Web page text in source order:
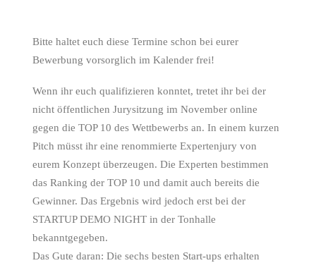
Bitte haltet euch diese Termine schon bei eurer
Bewerbung vorsorglich im Kalender frei!
Wenn ihr euch qualifizieren konntet, tretet ihr bei der
nicht öffentlichen Jurysitzung im November online
gegen die TOP 10 des Wettbewerbs an. In einem kurzen
Pitch müsst ihr eine renommierte Expertenjury von
eurem Konzept überzeugen. Die Experten bestimmen
das Ranking der TOP 10 und damit auch bereits die
Gewinner. Das Ergebnis wird jedoch erst bei der
STARTUP DEMO NIGHT in der Tonhalle
bekanntgegeben.
Das Gute daran: Die sechs besten Start-ups erhalten